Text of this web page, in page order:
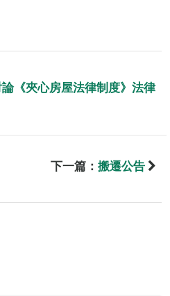
《夾心房屋法律制度》法律
下一篇： 搬遷公告